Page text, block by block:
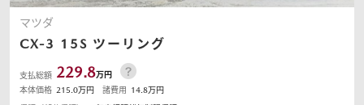
マツダ
CX-3 15S ツーリング
支払総額 229.8万円
本体価格 215.0万円 諸費用 14.8万円